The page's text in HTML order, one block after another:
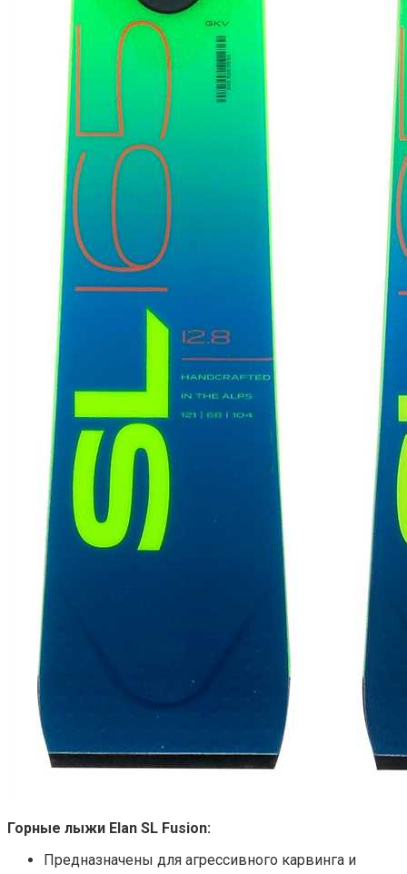
Горные лыжи Elan SL Fusion:
Предназначены для агрессивного карвинга и